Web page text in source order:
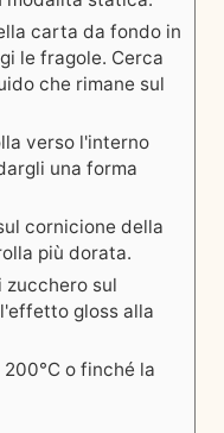
carta da fondo in
le fragole. Cerca
che rimane sul
verso l'interno
una forma
cornicione della
più dorata.
zucchero sul
gloss alla
o finché la